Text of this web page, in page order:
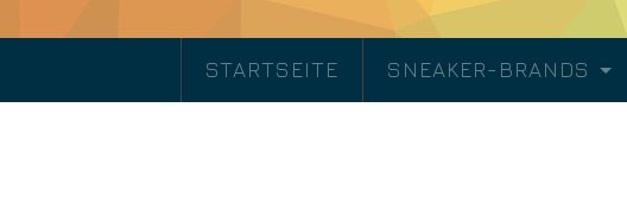
STARTSEITE SNEAKER-BRANDS